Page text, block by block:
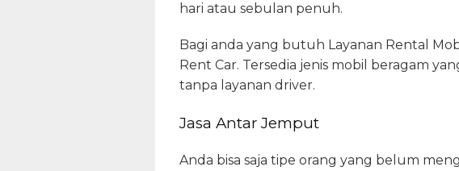
hari atau sebulan penuh.
Bagi anda yang butuh Layanan Rental
Rent Car. Tersedia jenis mobil beragam
tanpa layanan driver.
Jasa Antar Jemput
Anda bisa saja tipe orang yang belum